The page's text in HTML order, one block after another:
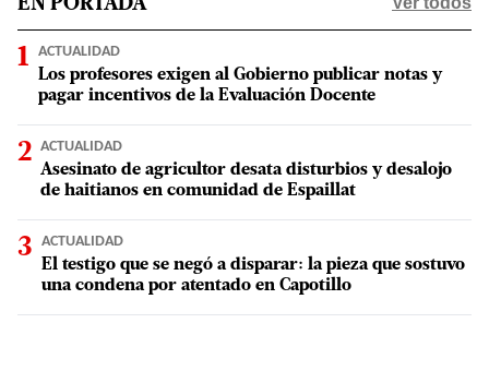
EN PORTADA
ACTUALIDAD
Los profesores exigen al Gobierno publicar notas y
pagar incentivos de la Evaluación Docente
ACTUALIDAD
Asesinato de agricultor desata disturbios y desalojo
de haitianos en comunidad de Espaillat
ACTUALIDAD
El testigo que se negó a disparar: la pieza que sostuvo
una condena por atentado en Capotillo